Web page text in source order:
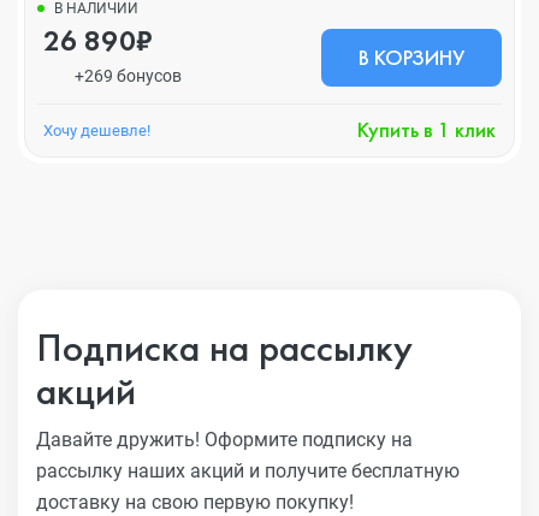
В НАЛИЧИИ
26 890₽
+269 бонусов
В КОРЗИНУ
Хочу дешевле! Купить в 1 клик
Подписка на рассылку
акций
Давайте дружить! Оформите подписку на
рассылку наших акций и получите бесплатную
доставку на свою первую покупку!